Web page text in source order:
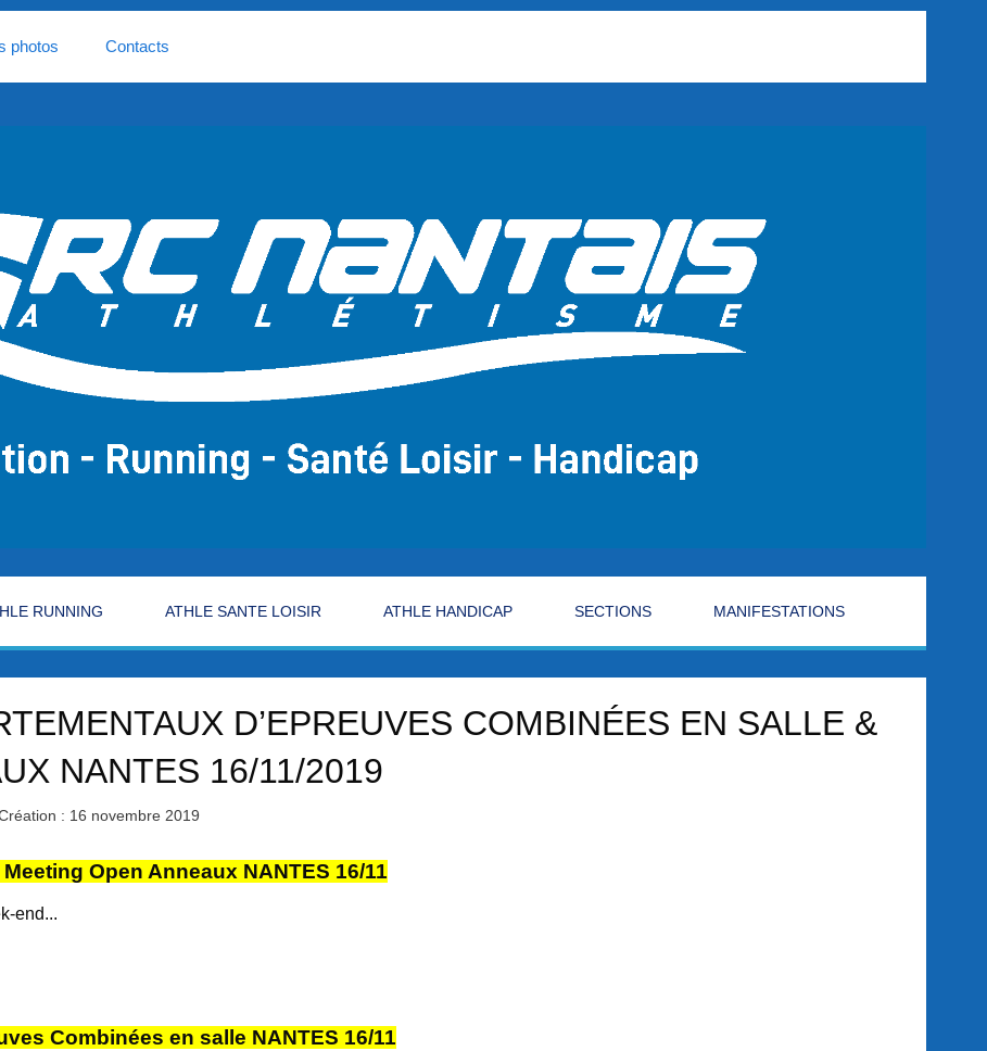
photos Contacts
RUNNING ATHLE SANTE LOISIR ATHLE HANDICAP SECTIONS MANIFESTATIONS
D’EPREUVES COMBINÉES EN SALLE &
NANTES 16/11/2019
: 16 novembre 2019
Meeting Open Anneaux NANTES 16/11
Loire Divatte du week-end...
Combinées en salle NANTES 16/11